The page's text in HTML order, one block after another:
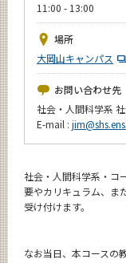
11:00 - 13:00
場所
大岡山キャンパス
お問い合わせ先
社会・人間科学系
E-mail :
社会・人間科学系・コ
要やカリキュラム、ま
受け付けます。
なお当日、本コースの
イベントカレンダー
Event Calendar
今後のイベント
今後の課程別イベ
年別アーカイブ